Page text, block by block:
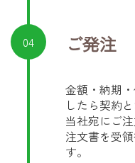
04 ご発注
金額・納期
したら契約
当社宛にご
注文書を受
す。